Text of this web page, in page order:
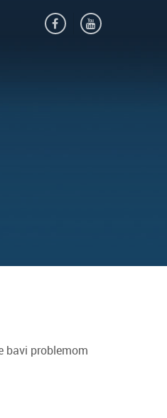
bavi problemom